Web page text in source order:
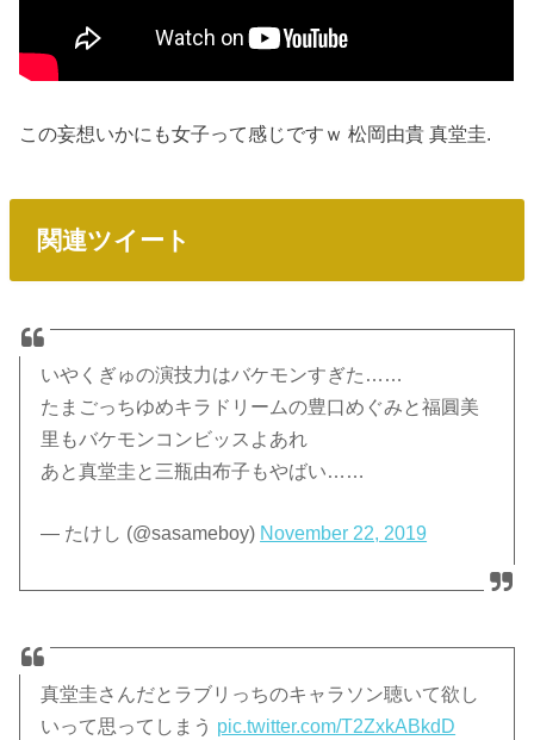
この妄想いかにも女子って感じですｗ 松岡由貴 真堂圭.
関連ツイート
いやくぎゅの演技力はバケモンすぎた……
たまごっちゆめキラドリームの豊口めぐみと福圓美
里もバケモンコンビッスよあれ
あと真堂圭と三瓶由布子もやばい……
— たけし (@sasameboy) November 22, 2019
真堂圭さんだとラブリっちのキャラソン聴いて欲し
いって思ってしまう pic.twitter.com/T2ZxkABkdD